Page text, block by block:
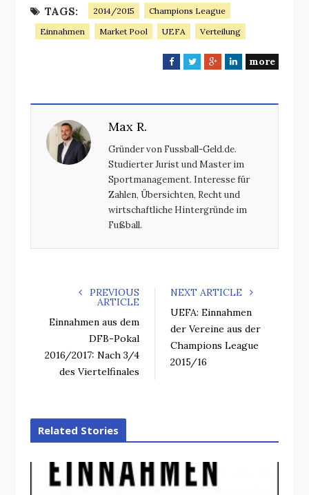
TAGS: 2014/2015
Champions League
Einnahmen
Market Pool UEFA Verteilung
F
T
G
L
more
Max R.
Gründer von Fussball-Geld.de.
Studierter Jurist und Master im
Sportmanagement. Interesse für
Zahlen, Übersichten, Recht und
wirtschaftliche Hintergründe im
Fußball.
PREVIOUS
ARTICLE
Einnahmen aus dem
DFB-Pokal
2016/2017: Nach 3/4
des Viertelfinales
NEXT ARTICLE
UEFA: Einnahmen
der Vereine aus der
Champions League
2015/16
Related Stories